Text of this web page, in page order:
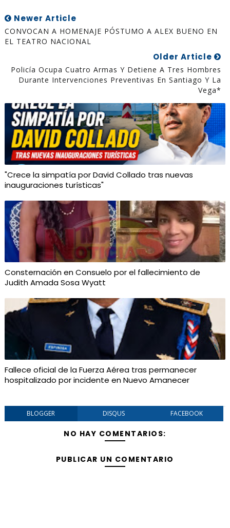
Newer Article
CONVOCAN A HOMENAJE PÓSTUMO A ALEX BUENO EN
EL TEATRO NACIONAL
Older Article
Policía Ocupa Cuatro Armas Y Detiene A Tres Hombres
Durante Intervenciones Preventivas En Santiago Y La
Vega*
"Crece la simpatía por David Collado tras nuevas
inauguraciones turísticas"
Consternación en Consuelo por el fallecimiento de
Judith Amada Sosa Wyatt
Fallece oficial de la Fuerza Aérea tras permanecer
hospitalizado por incidente en Nuevo Amanecer
BLOGGER DISQUS FACEBOOK
NO HAY COMENTARIOS:
PUBLICAR UN COMENTARIO